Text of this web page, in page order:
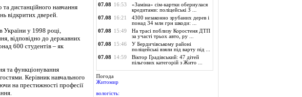
дистанційного навчання
відкритих дверей.
України у 1998 році,
відповідно до державних
600 студентів – як
та функціонування
Керівник навчального
на престижності професії
07.08 16:53
«Заміна» сім-картки обернулася
кредитами: поліцейські З ...
07.08 16:21
4300 незаконно зрубаних дерев і
понад 34 млн грн шкоди: ...
07.08 15:49
На трасі поблизу Коростеня ДТП
за участі трьох авто, ру ...
07.08 15:46
У Бердичівському районі
поліцейські взяли під варту під ...
07.08 14:59
Віктор Градівський: 47 дітей
пільгових категорій з Жито ...
Погода
Житомир
вологість: